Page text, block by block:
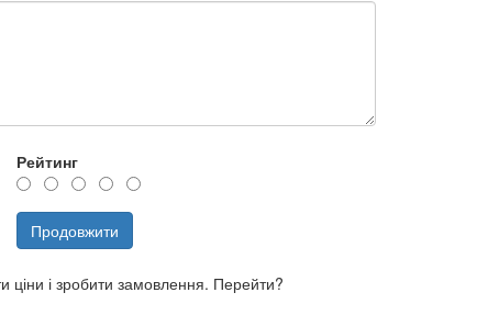
Рейтинг
Продовжити
ціни і зробити замовлення. Перейти?